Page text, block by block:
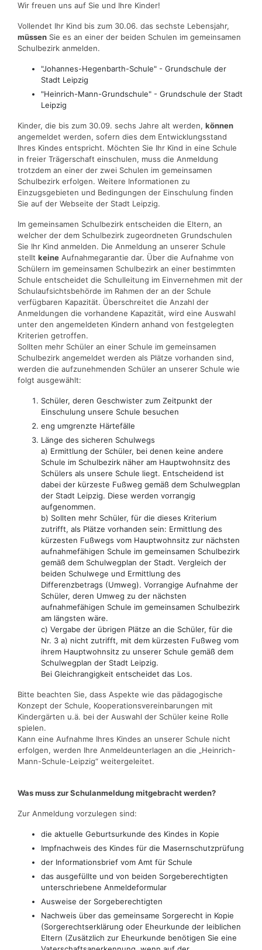
Wir freuen uns auf Sie und Ihre Kinder!
Vollendet Ihr Kind bis zum 30.06. das sechste Lebensjahr,
müssen Sie es an einer der beiden Schulen im gemeinsamen
Schulbezirk anmelden.
"Johannes-Hegenbarth-Schule" - Grundschule der
Stadt Leipzig
"Heinrich-Mann-Grundschule" - Grundschule der Stadt
Leipzig
Kinder, die bis zum 30.09. sechs Jahre alt werden, können
angemeldet werden, sofern dies dem Entwicklungsstand
Ihres Kindes entspricht. Möchten Sie Ihr Kind in eine Schule
in freier Trägerschaft einschulen, muss die Anmeldung
trotzdem an einer der zwei Schulen im gemeinsamen
Schulbezirk erfolgen. Weitere Informationen zu
Einzugsgebieten und Bedingungen der Einschulung finden
Sie auf der Webseite der Stadt Leipzig.
Im gemeinsamen Schulbezirk entscheiden die Eltern, an
welcher der dem Schulbezirk zugeordneten Grundschulen
Sie Ihr Kind anmelden. Die Anmeldung an unserer Schule
stellt keine Aufnahmegarantie dar. Über die Aufnahme von
Schülern im gemeinsamen Schulbezirk an einer bestimmten
Schule entscheidet die Schulleitung im Einvernehmen mit der
Schulaufsichtsbehörde im Rahmen der an der Schule
verfügbaren Kapazität. Überschreitet die Anzahl der
Anmeldungen die vorhandene Kapazität, wird eine Auswahl
unter den angemeldeten Kindern anhand von festgelegten
Kriterien getroffen.
Sollten mehr Schüler an einer Schule im gemeinsamen
Schulbezirk angemeldet werden als Plätze vorhanden sind,
werden die aufzunehmenden Schüler an unserer Schule wie
folgt ausgewählt:
Schüler, deren Geschwister zum Zeitpunkt der
Einschulung unsere Schule besuchen
eng umgrenzte Härtefälle
Länge des sicheren Schulwegs
a) Ermittlung der Schüler, bei denen keine andere
Schule im Schulbezirk näher am Hauptwohnsitz des
Schülers als unsere Schule liegt. Entscheidend ist
dabei der kürzeste Fußweg gemäß dem Schulwegplan
der Stadt Leipzig. Diese werden vorrangig
aufgenommen.
b) Sollten mehr Schüler, für die dieses Kriterium
zutrifft, als Plätze vorhanden sein: Ermittlung des
kürzesten Fußwegs vom Hauptwohnsitz zur nächsten
aufnahmefähigen Schule im gemeinsamen Schulbezirk
gemäß dem Schulwegplan der Stadt. Vergleich der
beiden Schulwege und Ermittlung des
Differenzbetrags (Umweg). Vorrangige Aufnahme der
Schüler, deren Umweg zu der nächsten
aufnahmefähigen Schule im gemeinsamen Schulbezirk
am längsten wäre.
c) Vergabe der übrigen Plätze an die Schüler, für die
Nr. 3 a) nicht zutrifft, mit dem kürzesten Fußweg vom
ihrem Hauptwohnsitz zu unserer Schule gemäß dem
Schulwegplan der Stadt Leipzig.
Bei Gleichrangigkeit entscheidet das Los.
Bitte beachten Sie, dass Aspekte wie das pädagogische
Konzept der Schule, Kooperationsvereinbarungen mit
Kindergärten u.ä. bei der Auswahl der Schüler keine Rolle
spielen.
Kann eine Aufnahme Ihres Kindes an unserer Schule nicht
erfolgen, werden Ihre Anmeldeunterlagen an die „Heinrich-
Mann-Schule-Leipzig“ weitergeleitet.
Was muss zur Schulanmeldung mitgebracht werden?
Zur Anmeldung vorzulegen sind:
die aktuelle Geburtsurkunde des Kindes in Kopie
Impfnachweis des Kindes für die Masernschutzprüfung
der Informationsbrief vom Amt für Schule
das ausgefüllte und von beiden Sorgeberechtigten
unterschriebene Anmeldeformular
Ausweise der Sorgeberechtigten
Nachweis über das gemeinsame Sorgerecht in Kopie
(Sorgerechtserklärung oder Eheurkunde der leiblichen
Eltern (Zusätzlich zur Eheurkunde benötigen Sie eine